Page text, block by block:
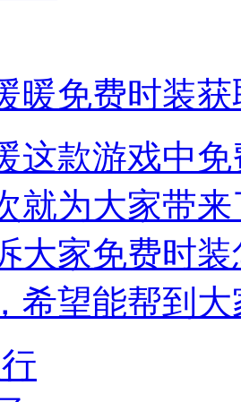
暖免费时装
这款游戏中
就为大家带
大家免费时
希望能帮到